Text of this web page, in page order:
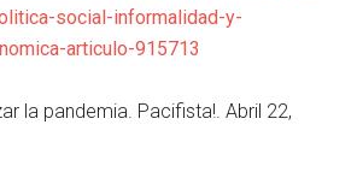
social-informalidad-y-
articulo-915713
la pandemia. Pacifista!. Abril 22,